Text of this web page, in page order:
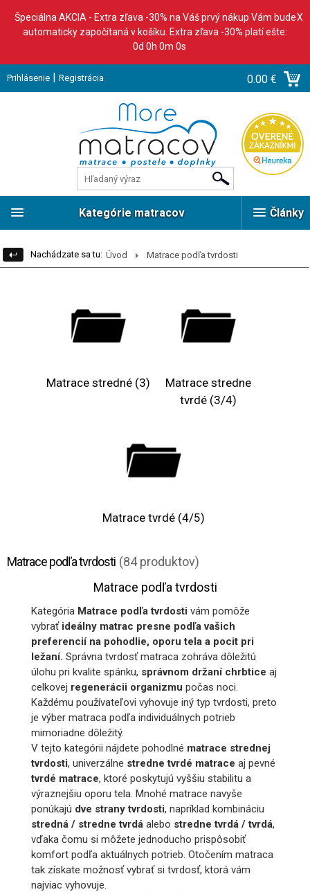
Špeciálna AKCIA - Extra zľava -30% na Váš prvý nákup Vám bude
automaticky započítaná v košíku. Extra zľava -30% platí ešte:
0d 0h 0m 0s
X
Prihlásenie | Registrácia 0.00 €
Články
Kategórie matracov
Nachádzate sa tu: Úvod Matrace podľa tvrdosti
Matrace stredné (3)
Matrace stredne
tvrdé (3/4)
Matrace tvrdé (4/5)
Matrace podľa tvrdosti (84 produktov)
Matrace podľa tvrdosti
Kategória Matrace podľa tvrdosti vám pomôže
vybrať ideálny matrac presne podľa vašich
preferencií na pohodlie, oporu tela a pocit pri
ležaní. Správna tvrdosť matraca zohráva dôležitú
úlohu pri kvalite spánku, správnom držaní chrbtice aj
celkovej regenerácii organizmu počas noci.
Každému používateľovi vyhovuje iný typ tvrdosti, preto
je výber matraca podľa individuálnych potrieb
mimoriadne dôležitý.
V tejto kategórii nájdete pohodlné matrace strednej
tvrdosti, univerzálne stredne tvrdé matrace aj pevné
tvrdé matrace, ktoré poskytujú vyššiu stabilitu a
výraznejšiu oporu tela. Mnohé matrace navyše
ponúkajú dve strany tvrdosti, napríklad kombináciu
stredná / stredne tvrdá alebo stredne tvrdá / tvrdá,
vďaka čomu si môžete jednoducho prispôsobiť
komfort podľa aktuálnych potrieb. Otočením matraca
tak získate možnosť vybrať si tvrdosť, ktorá vám
najviac vyhovuje.